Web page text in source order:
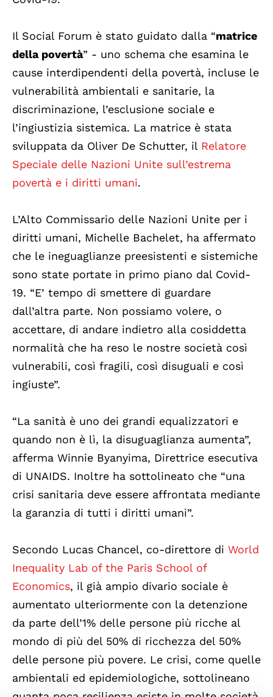
Il Social Forum è stato guidato dalla “matrice
della povertà” - uno schema che esamina le
cause interdipendenti della povertà, incluse le
vulnerabilità ambientali e sanitarie, la
discriminazione, l’esclusione sociale e
l’ingiustizia sistemica. La matrice è stata
sviluppata da Oliver De Schutter, il Relatore
Speciale delle Nazioni Unite sull’estrema
povertà e i diritti umani.
L’Alto Commissario delle Nazioni Unite per i
diritti umani, Michelle Bachelet, ha affermato
che le ineguaglianze preesistenti e sistemiche
sono state portate in primo piano dal Covid-
19. “E’ tempo di smettere di guardare
dall’altra parte. Non possiamo volere, o
accettare, di andare indietro alla cosiddetta
normalità che ha reso le nostre società così
vulnerabili, così fragili, così disuguali e così
ingiuste”.
“La sanità è uno dei grandi equalizzatori e
quando non è lì, la disuguaglianza aumenta”,
afferma Winnie Byanyima, Direttrice esecutiva
di UNAIDS. Inoltre ha sottolineato che “una
crisi sanitaria deve essere affrontata mediante
la garanzia di tutti i diritti umani”.
Secondo Lucas Chancel, co-direttore di World
Inequality Lab of the Paris School of
Economics, il già ampio divario sociale è
aumentato ulteriormente con la detenzione
da parte dell’1% delle persone più ricche al
mondo di più del 50% di ricchezza del 50%
delle persone più povere. Le crisi, come quelle
ambientali ed epidemiologiche, sottolineano